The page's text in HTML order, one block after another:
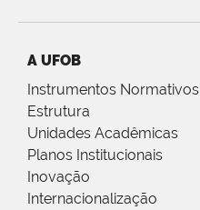
A UFOB
Instrumentos Normativos
Estrutura
Unidades Acadêmicas
Planos Institucionais
Inovação
Internacionalização